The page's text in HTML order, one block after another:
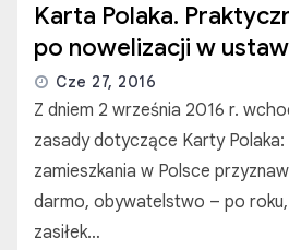
Karta Polaka.
po nowelizacji w
Cze 27, 2016
Z dniem 2 września 2016 r.
zasady dotyczące Karty Polaka:
zamieszkania w Polsce
darmo, obywatelstwo – po
zasiłek…